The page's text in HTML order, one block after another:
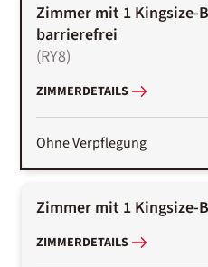
Zimmer mit 1 Kingsize-
barrierefrei
(RY8)
ZIMMERDETAILS
Ohne Verpflegung
Zimmer mit 1 Kingsize-
ZIMMERDETAILS